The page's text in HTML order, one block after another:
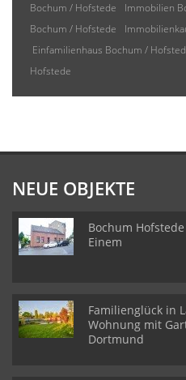
Bochum / Hofstede
Immobilien
Bochum / Hofstede
Einfamilienhaus Bochum /
Hofstede
NEUE OBJEKTE
Bochum
Einem
Familienglück in
Wohnung mit
Dortmund